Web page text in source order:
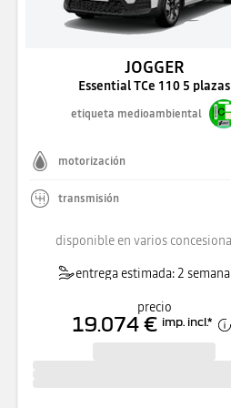
JOGGER
Essential TCe 110 5 plazas
etiqueta medioambiental
motorización
transmisión
disponible en varios
entrega estimada: 2
precio
19.074 € imp. incl.*